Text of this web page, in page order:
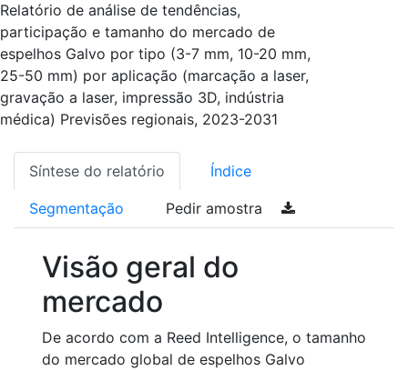
Relatório de análise de tendências,
participação e tamanho do mercado de
espelhos Galvo por tipo (3-7 mm, 10-20 mm,
25-50 mm) por aplicação (marcação a laser,
gravação a laser, impressão 3D, indústria
médica) Previsões regionais, 2023-2031
Síntese do relatório Índice
Segmentação Pedir amostra
Visão geral do
mercado
De acordo com a Reed Intelligence, o tamanho
do mercado global de espelhos Galvo